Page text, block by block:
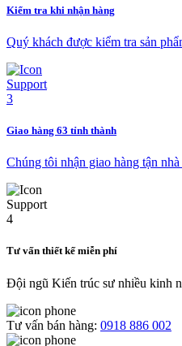
Kiểm tra khi nhận hàng
Quý khách được kiểm tra sản
Giao hàng 63 tỉnh thành
Chúng tôi nhận giao hàng tận
Tư vấn thiết kế miễn phí
Đội ngũ Kiến trúc sư nhiều kinh
Tư vấn bán hàng: 0918 886 002